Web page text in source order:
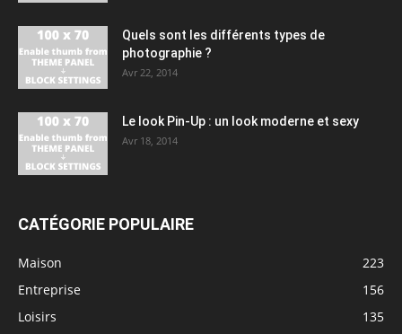
Quels sont les différents types de
photographie ?
Avr 22, 2014
Le look Pin-Up : un look moderne et sexy
Avr 18, 2014
CATÉGORIE POPULAIRE
Maison
223
Entreprise
156
Loisirs
135